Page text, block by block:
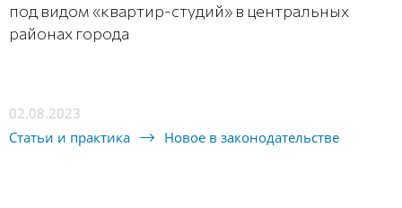
под видом «квартир-студий» в центральных
районах города
02.08.2023
Статьи и практика
Новое в законодательстве